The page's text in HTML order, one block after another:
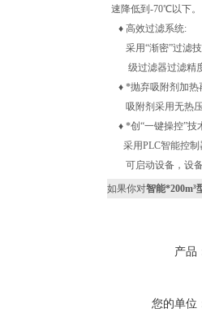
速降低到-70℃以下。
♦ 高效过滤系统:
采用“渐密”过滤技
级过滤器过滤精度
♦ *抛弃吸附剂加热
吸附剂采用无热压
♦ *创“一键操控”技
采用PLC智能控制
可启动设备，设备
如果你对智能*200m³
产品
您的单位